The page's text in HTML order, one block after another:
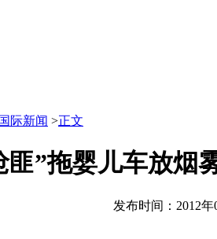
国际新闻 >正文
匪”拖婴儿车放烟
发布时间：2012年